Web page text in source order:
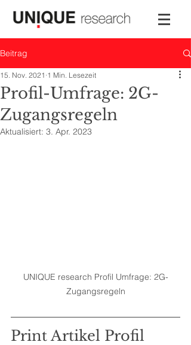
Beitrag
Profil-Umfrage: 2G-
Zugangsregeln
15. Nov. 2021 1 Min. Lesezeit
Aktualisiert: 3. Apr. 2023
UNIQUE research Profil Umfrage: 2G-
Zugangsregeln
Print Artikel Profil